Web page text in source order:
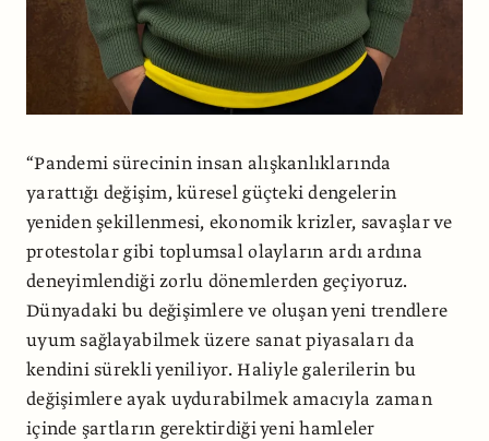
“Pandemi sürecinin insan alışkanlıklarında
yarattığı değişim, küresel güçteki dengelerin
yeniden şekillenmesi, ekonomik krizler, savaşlar ve
protestolar gibi toplumsal olayların ardı ardına
deneyimlendiği zorlu dönemlerden geçiyoruz.
Dünyadaki bu değişimlere ve oluşan yeni trendlere
uyum sağlayabilmek üzere sanat piyasaları da
kendini sürekli yeniliyor. Haliyle galerilerin bu
değişimlere ayak uydurabilmek amacıyla zaman
içinde şartların gerektirdiği yeni hamleler